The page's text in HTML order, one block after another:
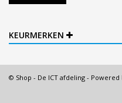
KEURMERKEN
© Shop - De ICT afdeling - Powered